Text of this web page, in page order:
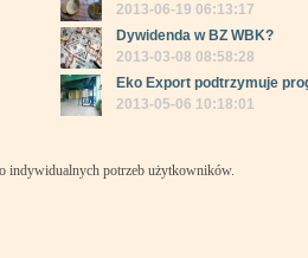
2013-06-19 06:13:17
Dywidenda w BZ WBK?
2013-03-08 08:58:28
Eko Export podtrzymuje
2013-05-06 10:18:01
indywidualnych potrzeb użytkowników.